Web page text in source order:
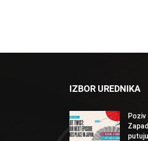
IZBOR UREDNIKA
Poziv